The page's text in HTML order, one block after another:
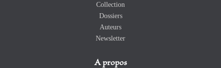
Collection
Dossiers
Auteurs
Newsletter
A propos